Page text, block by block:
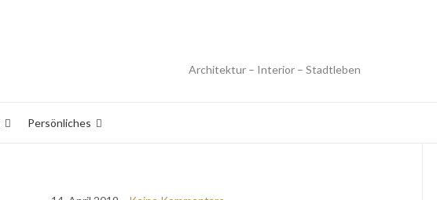
Architektur – Interior – Stadtleben
Persönliches